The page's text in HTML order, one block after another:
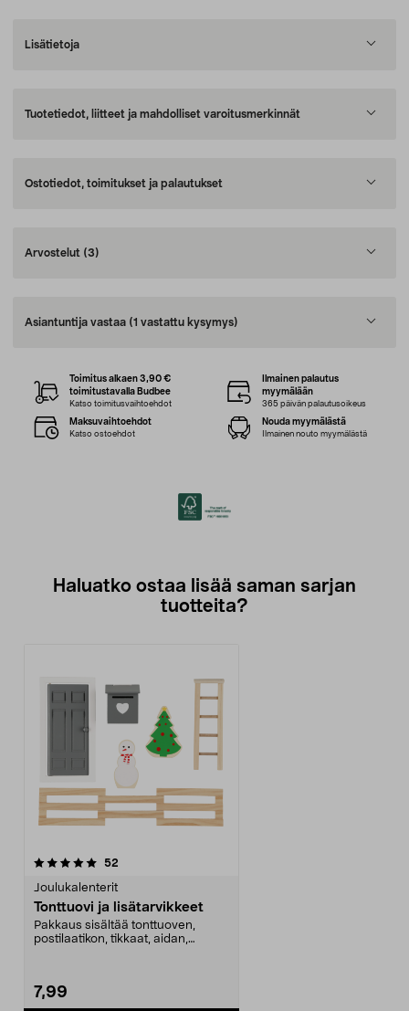
Lisätietoja
Tuotetiedot, liitteet ja mahdolliset varoitusmerkinnät
Ostotiedot, toimitukset ja palautukset
Arvostelut (3)
Asiantuntija vastaa (1 vastattu kysymys)
Toimitus alkaen 3,90 €
toimitustavalla Budbee
Katso toimitusvaihtoehdot
Ilmainen palautus
myymälään
365 päivän palautusoikeus
Maksuvaihtoehdot
Katso ostoehdot
Nouda myymälästä
Ilmainen nouto myymälästä
Haluatko ostaa lisää saman sarjan
tuotteita?
52
Joulukalenterit
Tonttuovi ja lisätarvikkeet
Pakkaus sisältää tonttuoven,
postilaatikon, tikkaat, aidan,
7,99